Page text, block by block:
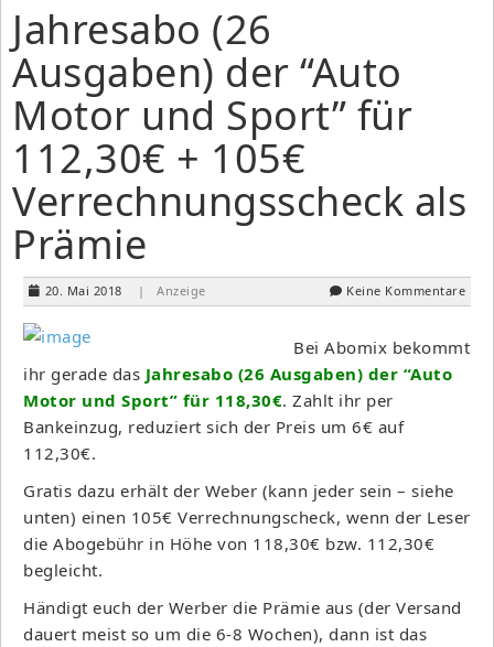
Jahresabo (26
Ausgaben) der “Auto
Motor und Sport” für
112,30€ + 105€
Verrechnungsscheck als
Prämie
20. Mai 2018 | Anzeige Keine Kommentare
Bei Abomix bekommt
ihr gerade das Jahresabo (26 Ausgaben) der “Auto
Motor und Sport” für 118,30€. Zahlt ihr per
Bankeinzug, reduziert sich der Preis um 6€ auf
112,30€.
Gratis dazu erhält der Weber (kann jeder sein – siehe
unten) einen 105€ Verrechnungscheck, wenn der Leser
die Abogebühr in Höhe von 118,30€ bzw. 112,30€
begleicht.
Händigt euch der Werber die Prämie aus (der Versand
dauert meist so um die 6-8 Wochen), dann ist das